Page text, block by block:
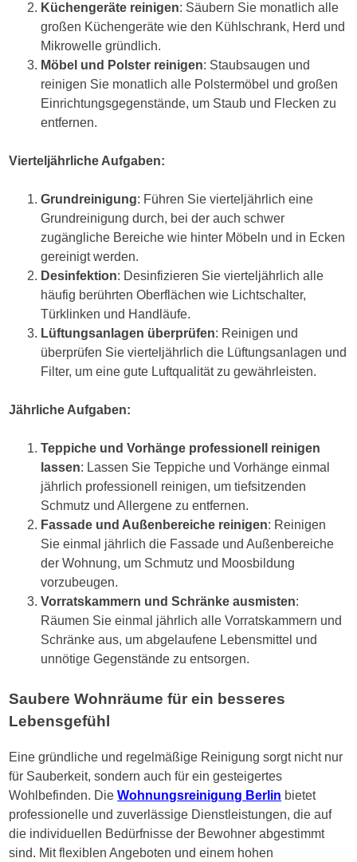
Küchengeräte reinigen: Säubern Sie monatlich alle
großen Küchengeräte wie den Kühlschrank, Herd und
Mikrowelle gründlich.
Möbel und Polster reinigen: Staubsaugen und
reinigen Sie monatlich alle Polstermöbel und großen
Einrichtungsgegenstände, um Staub und Flecken zu
entfernen.
Vierteljährliche Aufgaben:
Grundreinigung: Führen Sie vierteljährlich eine
Grundreinigung durch, bei der auch schwer
zugängliche Bereiche wie hinter Möbeln und in Ecken
gereinigt werden.
Desinfektion: Desinfizieren Sie vierteljährlich alle
häufig berührten Oberflächen wie Lichtschalter,
Türklinken und Handläufe.
Lüftungsanlagen überprüfen: Reinigen und
überprüfen Sie vierteljährlich die Lüftungsanlagen und
Filter, um eine gute Luftqualität zu gewährleisten.
Jährliche Aufgaben:
Teppiche und Vorhänge professionell reinigen
lassen: Lassen Sie Teppiche und Vorhänge einmal
jährlich professionell reinigen, um tiefsitzenden
Schmutz und Allergene zu entfernen.
Fassade und Außenbereiche reinigen: Reinigen
Sie einmal jährlich die Fassade und Außenbereiche
der Wohnung, um Schmutz und Moosbildung
vorzubeugen.
Vorratskammern und Schränke ausmisten:
Räumen Sie einmal jährlich alle Vorratskammern und
Schränke aus, um abgelaufene Lebensmittel und
unnötige Gegenstände zu entsorgen.
Saubere Wohnräume für ein besseres
Lebensgefühl
Eine gründliche und regelmäßige Reinigung sorgt nicht nur
für Sauberkeit, sondern auch für ein gesteigertes
Wohlbefinden. DieWohnungsreinigung Berlin bietet
professionelle und zuverlässige Dienstleistungen, die auf
die individuellen Bedürfnisse der Bewohner abgestimmt
sind. Mit flexiblen Angeboten und einem hohen